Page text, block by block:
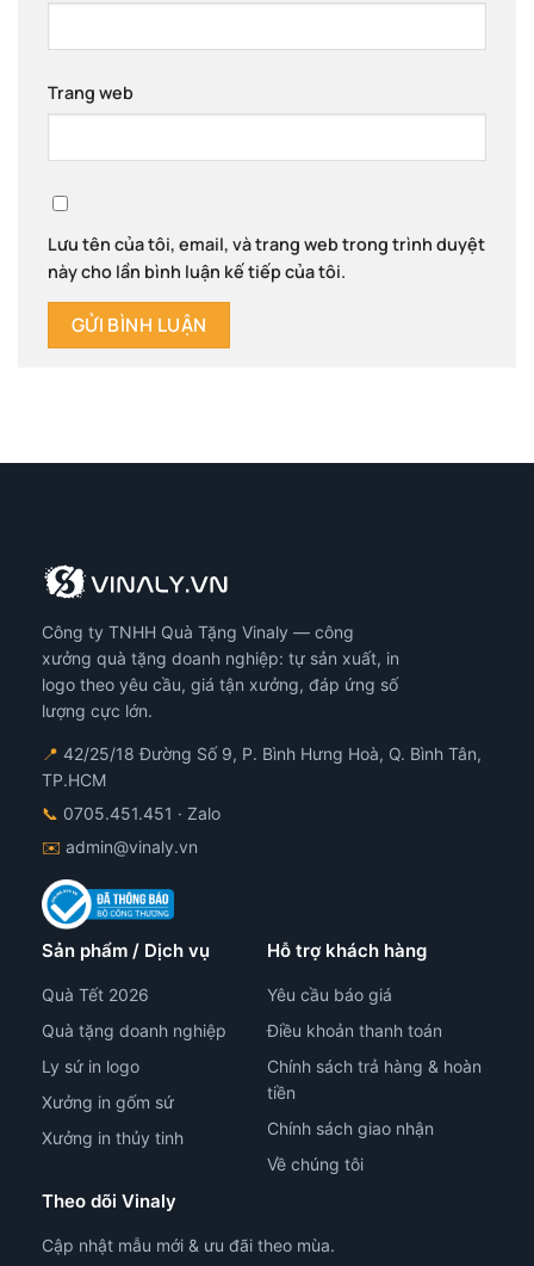
Trang web
Lưu tên của tôi, email, và trang web trong trình duyệt
này cho lần bình luận kế tiếp của tôi.
Công ty TNHH Quà Tặng Vinaly — công
xưởng quà tặng doanh nghiệp: tự sản xuất, in
logo theo yêu cầu, giá tận xưởng, đáp ứng số
lượng cực lớn.
📍 42/25/18 Đường Số 9, P. Bình Hưng Hoà, Q. Bình Tân,
TP.HCM
📞 0705.451.451 · Zalo
✉️ admin@vinaly.vn
Sản phẩm / Dịch vụ
Quà Tết 2026
Quà tặng doanh nghiệp
Ly sứ in logo
Xưởng in gốm sứ
Xưởng in thủy tinh
Hỗ trợ khách hàng
Yêu cầu báo giá
Điều khoản thanh toán
Chính sách trả hàng & hoàn
tiền
Chính sách giao nhận
Về chúng tôi
Theo dõi Vinaly
Cập nhật mẫu mới & ưu đãi theo mùa.